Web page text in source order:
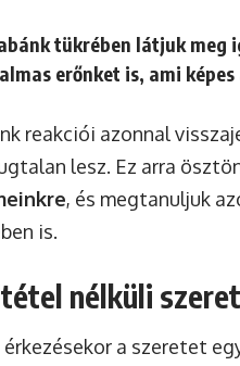
tükrében látjuk meg
erőnket is, ami
reakciói azonnal
lesz. Ez arra
, és megtanuljuk
is.
nélküli
érkezésekor a szeretet